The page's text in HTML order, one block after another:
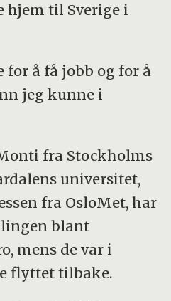
hjem til Sverige i
for å få jobb og for å
jeg kunne i
fra Stockholms
universitet,
fra OsloMet, har
blant
mens de var i
flyttet tilbake.